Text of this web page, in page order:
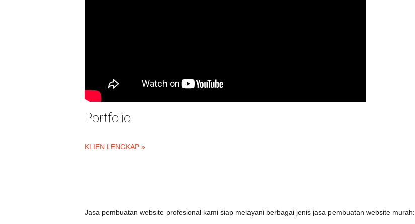
Portfolio
KLIEN LENGKAP »
Jasa pembuatan website profesional kami siap melayani berbagai jenis jasa pembuatan website murah: